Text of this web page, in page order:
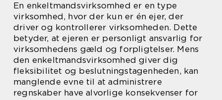
En enkeltmandsvirksomhed er en type
virksomhed, hvor der kun er én ejer, der
driver og kontrollerer virksomheden. Dette
betyder, at ejeren er personligt ansvarlig for
virksomhedens gæld og forpligtelser. Mens
den enkeltmandsvirksomhed giver dig
fleksibilitet og beslutningstagenheden, kan
manglende evne til at administrere
regnskaber have alvorlige konsekvenser for